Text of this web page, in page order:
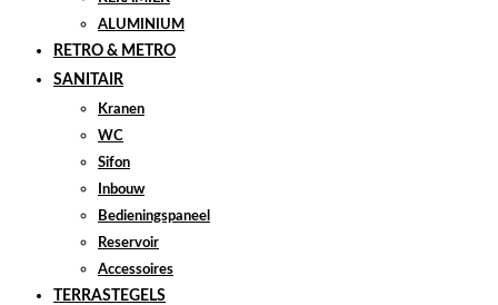
ALUMINIUM
RETRO & METRO
SANITAIR
Kranen
WC
Sifon
Inbouw
Bedieningspaneel
Reservoir
Accessoires
TERRASTEGELS